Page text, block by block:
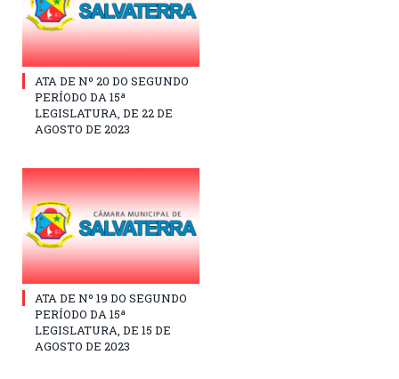
ATA DE Nº 20 DO SEGUNDO
PERÍODO DA 15ª
LEGISLATURA, DE 22 DE
AGOSTO DE 2023
ATA DE Nº 19 DO SEGUNDO
PERÍODO DA 15ª
LEGISLATURA, DE 15 DE
AGOSTO DE 2023